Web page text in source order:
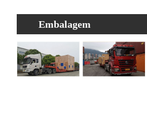
Embalagem